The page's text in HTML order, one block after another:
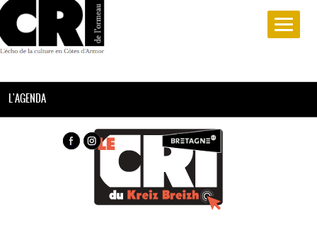
L'AGENDA